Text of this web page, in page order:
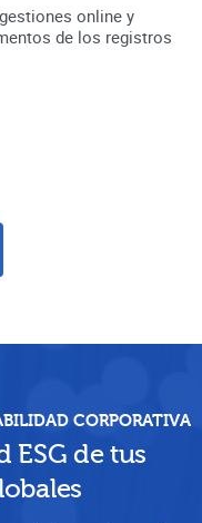
online y
de los registros
CORPORATIVA
ESG de tus